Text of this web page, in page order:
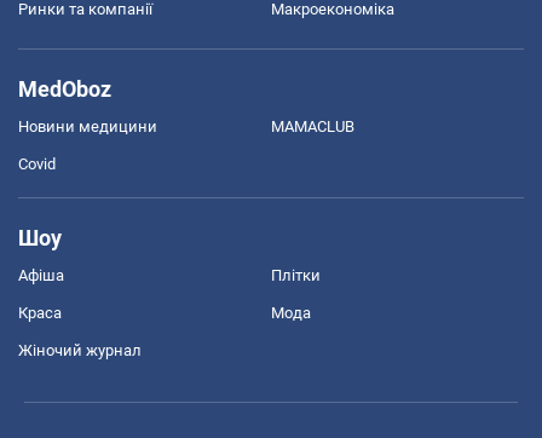
Ринки та компанії Макроекономіка
MedOboz
Новини медицини MAMACLUB
Covid
Шоу
Афіша Плітки
Краса Мода
Жіночий журнал